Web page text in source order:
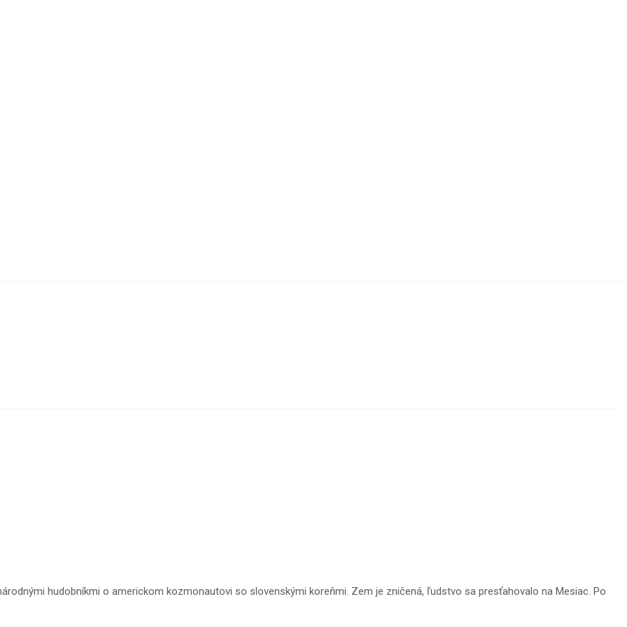
hudobníkmi o americkom kozmonautovi so slovenskými koreňmi. Zem je zničená, ľudstvo sa presťahovalo na Mesiac. Po